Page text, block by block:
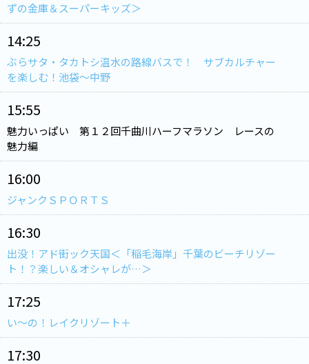
ずの金庫＆スーパーキッズ＞
14:25
ぶらサタ・タカトシ温水の路線バスで！ サブカルチャー
を楽しむ！池袋～中野
15:55
魅力いっぱい 第１２回千曲川ハーフマラソン レースの
魅力編
16:00
ジャンクＳＰＯＲＴＳ
16:30
出没！アド街ック天国＜「稲毛海岸」千葉のビーチリゾー
ト！？楽しい＆オシャレが…＞
17:25
い～の！レイクリゾート＋
17:30